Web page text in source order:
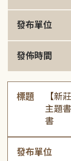
發布單位
發佈時間
標題
【新
主題
書
發布單位